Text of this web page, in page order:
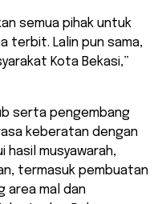
semua pihak untuk
terbit. Lalin pun sama,
Kota Bekasi,”
serta pengembang
keberatan dengan
hasil musyawarah,
termasuk pembuatan
area mal dan